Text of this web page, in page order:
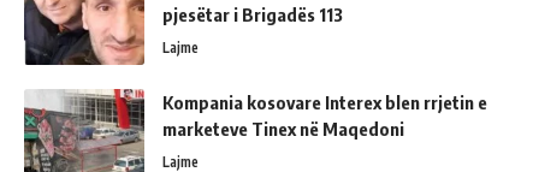
pjesëtar i Brigadës 113
Lajme
Kompania kosovare Interex blen rrjetin e
marketeve Tinex në Maqedoni
Lajme